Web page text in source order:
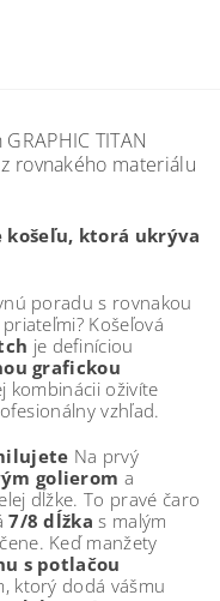
TITAN
rovnakého materiálu
košeľu, ktorá ukrýva
poradu s rovnakou
Košeľová
je definíciou
grafickou
kombinácii oživíte
vzhľad.
Na prvý
golierom a
dĺžke. To pravé čaro
7/8 dĺžka s malým
Keď manžety
s potlačou
ktorý dodá vášmu